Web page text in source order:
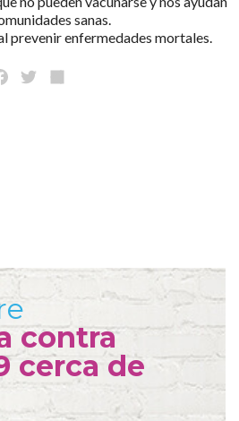
sanas.
prevenir enfermedades mortales.
Facebook
Twitter
contra
cerca de